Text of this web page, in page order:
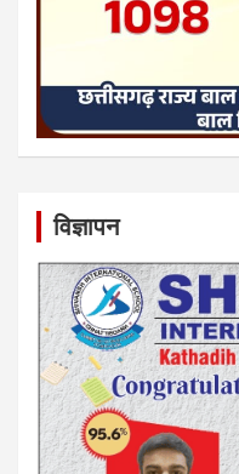
विज्ञापन